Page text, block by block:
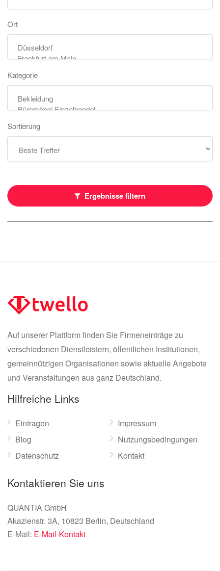
Ort
Kategorie
Sortierung
Ergebnisse filtern
Auf unserer Plattform finden Sie Firmeneinträge zu
verschiedenen Dienstleistern, öffentlichen Institutionen,
gemeinnützigen Organisationen sowie aktuelle Angebote
und Veranstaltungen aus ganz Deutschland.
Hilfreiche Links
Eintragen
Blog
Datenschutz
Impressum
Nutzungsbedingungen
Kontakt
Kontaktieren Sie uns
QUANTIA GmbH
Akazienstr. 3A, 10823 Berlin, Deutschland
E-Mail: E-Mail-Kontakt